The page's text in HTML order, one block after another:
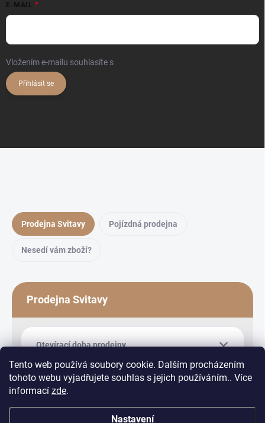
Tento web používá soubory cookie. Dalším procházením
tohoto webu vyjadřujete souhlas s jejich používáním.. Více
informací zde.
Nastavení
E-MAIL
Vložením e-mailu souhlasíte s
Přihlásit se
Prodejna Svitavy Pojízdná prodejna
Nesedí vám zboží?
Prodejna Svitavy
Otevírací doba prodejny